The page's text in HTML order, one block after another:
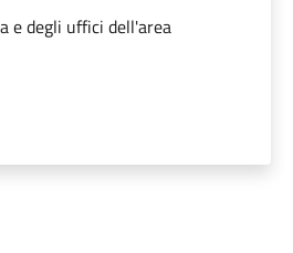
e degli uffici dell'area